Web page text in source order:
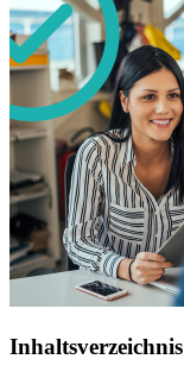
Inhaltsverzeichnis